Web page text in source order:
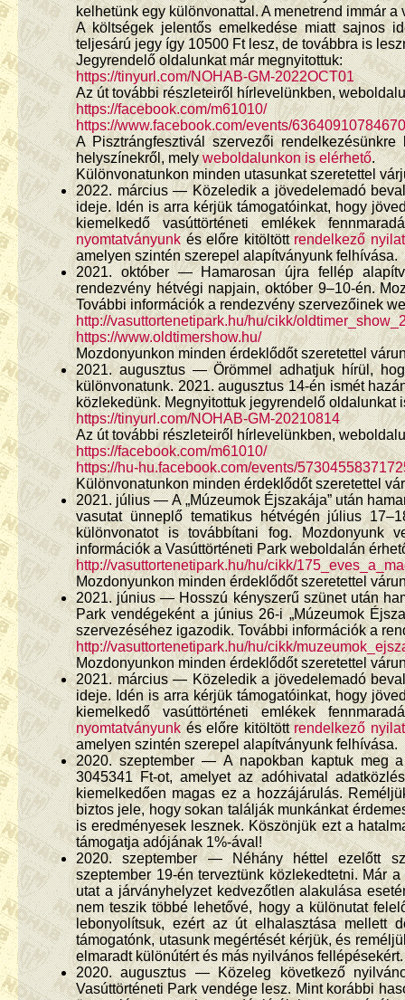
kelhetünk egy különvonattal. A menetrend immár
A költségek jelentős emelkedése miatt sajnos
teljesárú jegy így 10500 Ft lesz, de továbbra is
Jegyrendelő oldalunkat már megnyitottuk:
https://tinyurl.com/NOHAB-GM-2022OCT01
Az út további részleteiről hírlevelünkben,
https://facebook.com/m61010/
https://www.facebook.com/events/
A Pisztrángfesztivál szervezői
helyszínekről, melyweboldalunkon is elérhető.
Különvonatunkon minden utasunkat szeretettel
2022. március — Közeledik a jövedelemadó
ideje. Idén is arra kérjük támogatóinkat, hogy
kiemelkedő vasúttörténeti emlékek
nyomtatványunkés előre kitöltöttrendelkező
amelyen szintén szerepel alapítványunk felhívása.
2021. október — Hamarosan újra fellép
rendezvény hétvégi napjain, október 9–10-én.
További információk a rendezvény szervezőinek
http://vasuttortenetipark.hu/hu/cikk/
https://www.oldtimershow.hu/
Mozdonyunkon minden érdeklődőt szeretettel
2021. augusztus — Örömmel adhatjuk hírül,
különvonatunk. 2021. augusztus 14-én ismét
közlekedünk. Megnyitottuk jegyrendelő oldalunkat
https://tinyurl.com/NOHAB-GM-20210814
Az út további részleteiről hírlevelünkben,
https://facebook.com/m61010/
https://hu-hu.facebook.com/events/
Különvonatunkon minden érdeklődőt szeretettel
2021. július — A „Múzeumok Éjszakája” után
vasutat ünneplő tematikus hétvégén július
különvonatot is továbbítani fog. Mozdonyunk
információk a Vasúttörténeti Park weboldalán
http://vasuttortenetipark.hu/hu/cikk/
Mozdonyunkon minden érdeklődőt szeretettel
2021. június — Hosszú kényszerű szünet után
Park vendégeként a június 26-i „Múzeumok
szervezéséhez igazodik. További információk a
http://vasuttortenetipark.hu/hu/cikk/
Mozdonyunkon minden érdeklődőt szeretettel
2021. március — Közeledik a jövedelemadó
ideje. Idén is arra kérjük támogatóinkat, hogy
kiemelkedő vasúttörténeti emlékek
nyomtatványunkés előre kitöltöttrendelkező
amelyen szintén szerepel alapítványunk felhívása.
2020. szeptember — A napokban kaptuk meg
3045341 Ft-ot, amelyet az adóhivatal
kiemelkedően magas ez a hozzájárulás.
biztos jele, hogy sokan találják munkánkat
is eredményesek lesznek. Köszönjük ezt a
támogatja adójának 1%-ával!
2020. szeptember — Néhány héttel ezelőtt
szeptember 19-én terveztünk közlekedtetni. Már
utat a járványhelyzet kedvezőtlen alakulása
nem teszik többé lehetővé, hogy a különutat
lebonyolítsuk, ezért az út elhalasztása mellett
támogatónk, utasunk megértését kérjük, és
elmaradt különútért és más nyilvános fellépésekért.
2020. augusztus — Közeleg következő
Vasúttörténeti Park vendége lesz. Mint korábbi